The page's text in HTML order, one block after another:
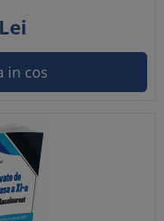
Lei
in cos